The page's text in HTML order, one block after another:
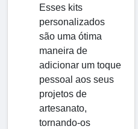
Esses kits
personalizados
são uma ótima
maneira de
adicionar um toque
pessoal aos seus
projetos de
artesanato,
tornando-os